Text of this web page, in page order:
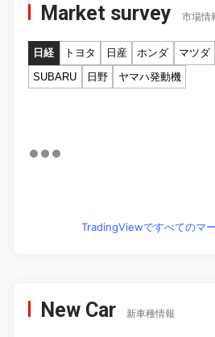
Market survey 市場情
日経 トヨタ 日産 ホンダ マツダ
SUBARU
日野 ヤマハ発動機
TradingViewですべてのマ
New Car 新車種情報